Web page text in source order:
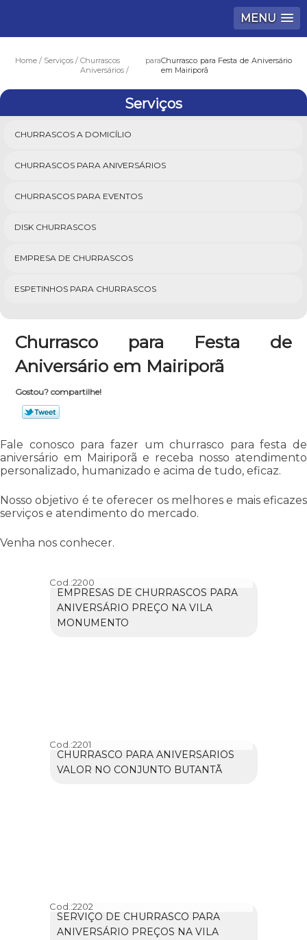
MENU
Home Serviços
Churrascos para
Aniversários
Churrasco para Festa de Aniversário
em Mairiporã
Serviços
CHURRASCOS A DOMICÍLIO
CHURRASCOS PARA ANIVERSÁRIOS
CHURRASCOS PARA EVENTOS
DISK CHURRASCOS
EMPRESA DE CHURRASCOS
ESPETINHOS PARA CHURRASCOS
Churrasco para Festa de
Aniversário em Mairiporã
Gostou? compartilhe!
Fale conosco para fazer um churrasco para festa de
aniversário em Mairiporã e receba nosso atendimento
personalizado, humanizado e acima de tudo, eficaz.
Nosso objetivo é te oferecer os melhores e mais eficazes
serviços e atendimento do mercado.
Venha nos conhecer.
Cod.:2200
EMPRESAS DE CHURRASCOS PARA
ANIVERSÁRIO PREÇO NA VILA
MONUMENTO
Cod.:2201
CHURRASCO PARA ANIVERSÁRIOS
VALOR NO CONJUNTO BUTANTÃ
Cod.:2202
SERVIÇO DE CHURRASCO PARA
ANIVERSÁRIO PREÇOS NA VILA